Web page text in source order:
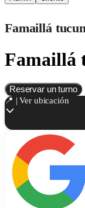
Famaillá
Famaillá
Reservar un turno
📍 | Ver ubicación